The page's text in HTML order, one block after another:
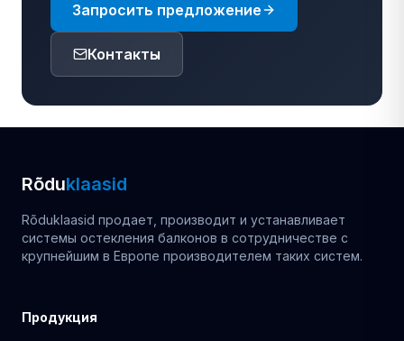
Запросить предложение
Контакты
Rõduklaasid
Rõduklaasid продает, производит и устанавливает
системы остекления балконов в сотрудничестве с
крупнейшим в Европе производителем таких систем.
Продукция